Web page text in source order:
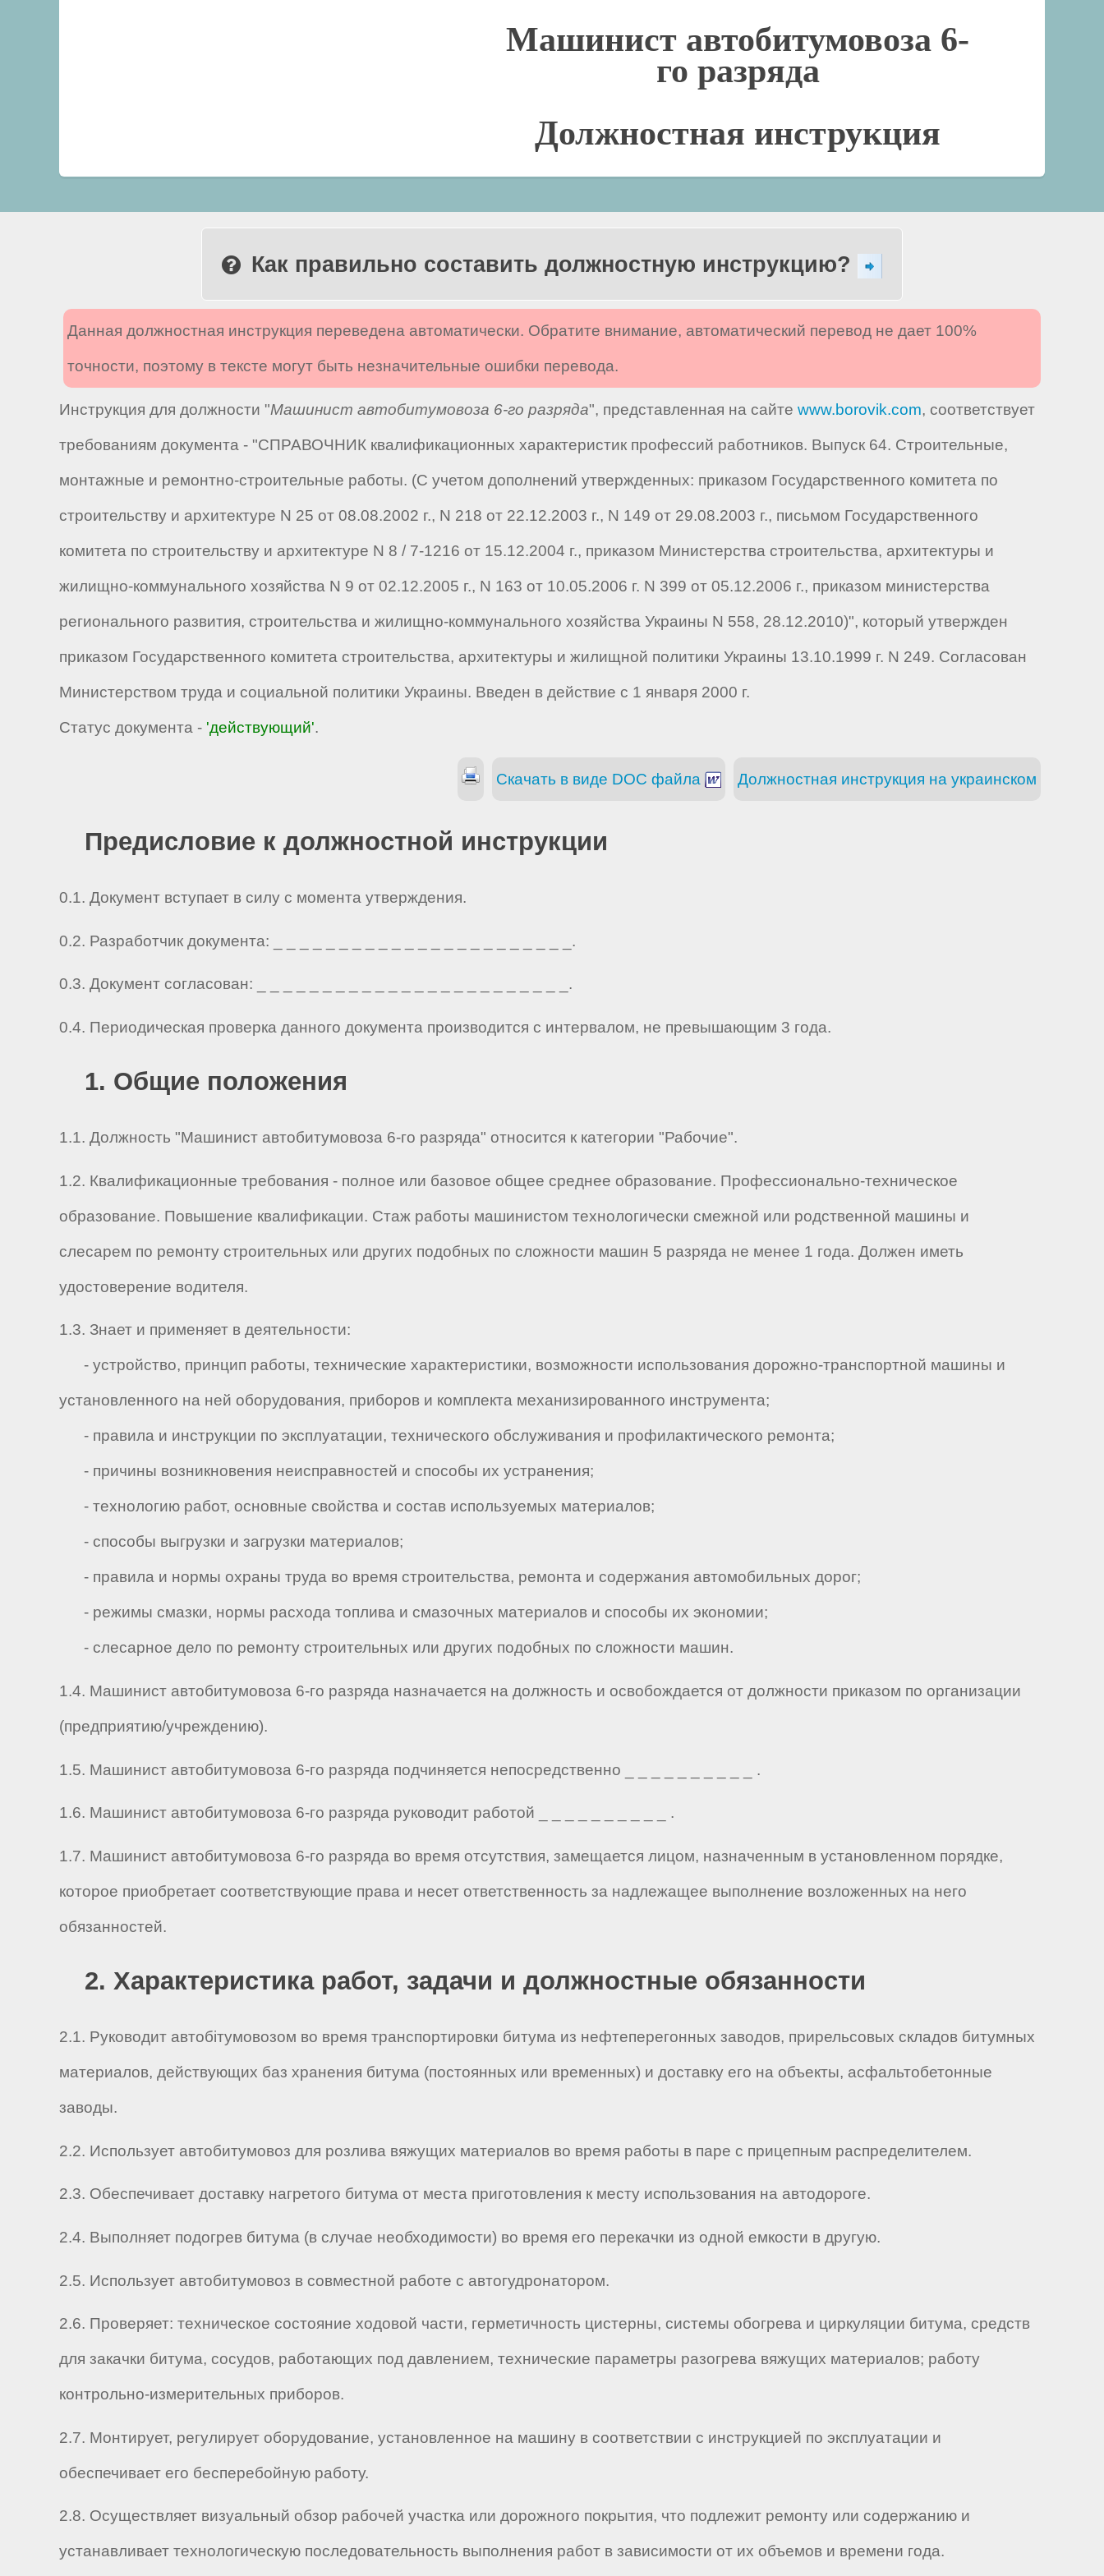
Машинист автобитумовоза 6-
го разряда
Должностная инструкция
Как правильно составить должностную инструкцию?
Данная должностная инструкция переведена автоматически. Обратите внимание, автоматический перевод не дает 100%
точности, поэтому в тексте могут быть незначительные ошибки перевода.
Инструкция для должности "Машинист автобитумовоза 6-го разряда", представленная на сайте www.borovik.com, соответствует
требованиям документа - "СПРАВОЧНИК квалификационных характеристик профессий работников. Выпуск 64. Строительные,
монтажные и ремонтно-строительные работы. (С учетом дополнений утвержденных: приказом Государственного комитета по
строительству и архитектуре N 25 от 08.08.2002 г., N 218 от 22.12.2003 г., N 149 от 29.08.2003 г., письмом Государственного
комитета по строительству и архитектуре N 8 / 7-1216 от 15.12.2004 г., приказом Министерства строительства, архитектуры и
жилищно-коммунального хозяйства N 9 от 02.12.2005 г., N 163 от 10.05.2006 г. N 399 от 05.12.2006 г., приказом министерства
регионального развития, строительства и жилищно-коммунального хозяйства Украины N 558, 28.12.2010)", который утвержден
приказом Государственного комитета строительства, архитектуры и жилищной политики Украины 13.10.1999 г. N 249. Согласован
Министерством труда и социальной политики Украины. Введен в действие с 1 января 2000 г.
Статус документа - 'действующий'.
Должностная инструкция на украинском
Скачать в виде DOC файла
Предисловие к должностной инструкции
0.1. Документ вступает в силу с момента утверждения.
0.2. Разработчик документа: _ _ _ _ _ _ _ _ _ _ _ _ _ _ _ _ _ _ _ _ _ _ _.
0.3. Документ согласован: _ _ _ _ _ _ _ _ _ _ _ _ _ _ _ _ _ _ _ _ _ _ _ _.
0.4. Периодическая проверка данного документа производится с интервалом, не превышающим 3 года.
1. Общие положения
1.1. Должность "Машинист автобитумовоза 6-го разряда" относится к категории "Рабочие".
1.2. Квалификационные требования - полное или базовое общее среднее образование. Профессионально-техническое
образование. Повышение квалификации. Стаж работы машинистом технологически смежной или родственной машины и
слесарем по ремонту строительных или других подобных по сложности машин 5 разряда не менее 1 года. Должен иметь
удостоверение водителя.
1.3. Знает и применяет в деятельности:
- устройство, принцип работы, технические характеристики, возможности использования дорожно-транспортной машины и
установленного на ней оборудования, приборов и комплекта механизированного инструмента;
- правила и инструкции по эксплуатации, технического обслуживания и профилактического ремонта;
- причины возникновения неисправностей и способы их устранения;
- технологию работ, основные свойства и состав используемых материалов;
- способы выгрузки и загрузки материалов;
- правила и нормы охраны труда во время строительства, ремонта и содержания автомобильных дорог;
- режимы смазки, нормы расхода топлива и смазочных материалов и способы их экономии;
- слесарное дело по ремонту строительных или других подобных по сложности машин.
1.4. Машинист автобитумовоза 6-го разряда назначается на должность и освобождается от должности приказом по организации
(предприятию/учреждению).
1.5. Машинист автобитумовоза 6-го разряда подчиняется непосредственно _ _ _ _ _ _ _ _ _ _ .
1.6. Машинист автобитумовоза 6-го разряда руководит работой _ _ _ _ _ _ _ _ _ _ .
1.7. Машинист автобитумовоза 6-го разряда во время отсутствия, замещается лицом, назначенным в установленном порядке,
которое приобретает соответствующие права и несет ответственность за надлежащее выполнение возложенных на него
обязанностей.
2. Характеристика работ, задачи и должностные обязанности
2.1. Руководит автобітумовозом во время транспортировки битума из нефтеперегонных заводов, прирельсовых складов битумных
материалов, действующих баз хранения битума (постоянных или временных) и доставку его на объекты, асфальтобетонные
заводы.
2.2. Использует автобитумовоз для розлива вяжущих материалов во время работы в паре с прицепным распределителем.
2.3. Обеспечивает доставку нагретого битума от места приготовления к месту использования на автодороге.
2.4. Выполняет подогрев битума (в случае необходимости) во время его перекачки из одной емкости в другую.
2.5. Использует автобитумовоз в совместной работе с автогудронатором.
2.6. Проверяет: техническое состояние ходовой части, герметичность цистерны, системы обогрева и циркуляции битума, средств
для закачки битума, сосудов, работающих под давлением, технические параметры разогрева вяжущих материалов; работу
контрольно-измерительных приборов.
2.7. Монтирует, регулирует оборудование, установленное на машину в соответствии с инструкцией по эксплуатации и
обеспечивает его бесперебойную работу.
2.8. Осуществляет визуальный обзор рабочей участка или дорожного покрытия, что подлежит ремонту или содержанию и
устанавливает технологическую последовательность выполнения работ в зависимости от их объемов и времени года.